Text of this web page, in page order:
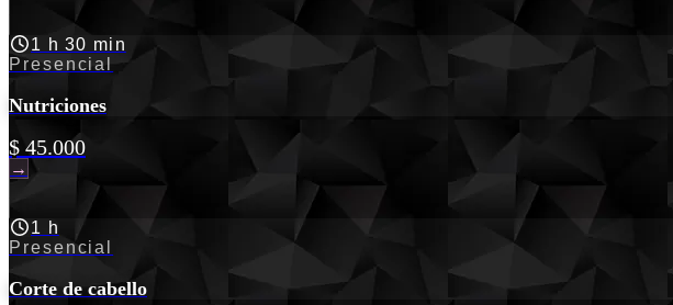
1 h 30 min
Presencial
Nutriciones
$ 45.000
→
1 h
Presencial
Corte de cabello